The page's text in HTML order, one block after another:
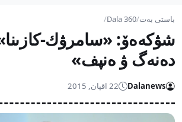
باستى بەت/
Dala 360
/
شۋكەەۆ: «سامرۋك-
دەنەگ ۋ ەنپف»
Dalanews 22 اقپان, 2015